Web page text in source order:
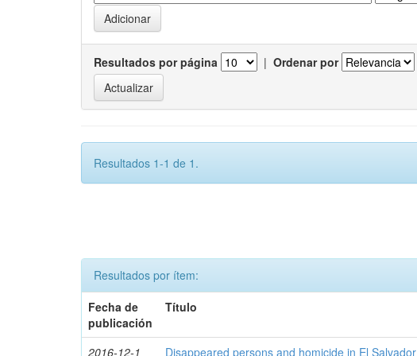
Resultados por página | Ordenar por
Resultados 1-1 de 1.
Resultados por ítem:
Fecha de
publicación
Título
2016-12-1 Disappeared persons and homicide in El Salvador